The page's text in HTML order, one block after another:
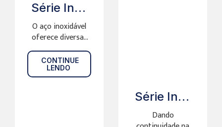
Série Inox
na
Indústria:
Farmacêutica
O aço inoxidável
oferece diversas
vantagens quando
utilizado na
indústria
farmacêutica.
CONTINUE
LENDO
Série Inox
na
Indústria:
Dando